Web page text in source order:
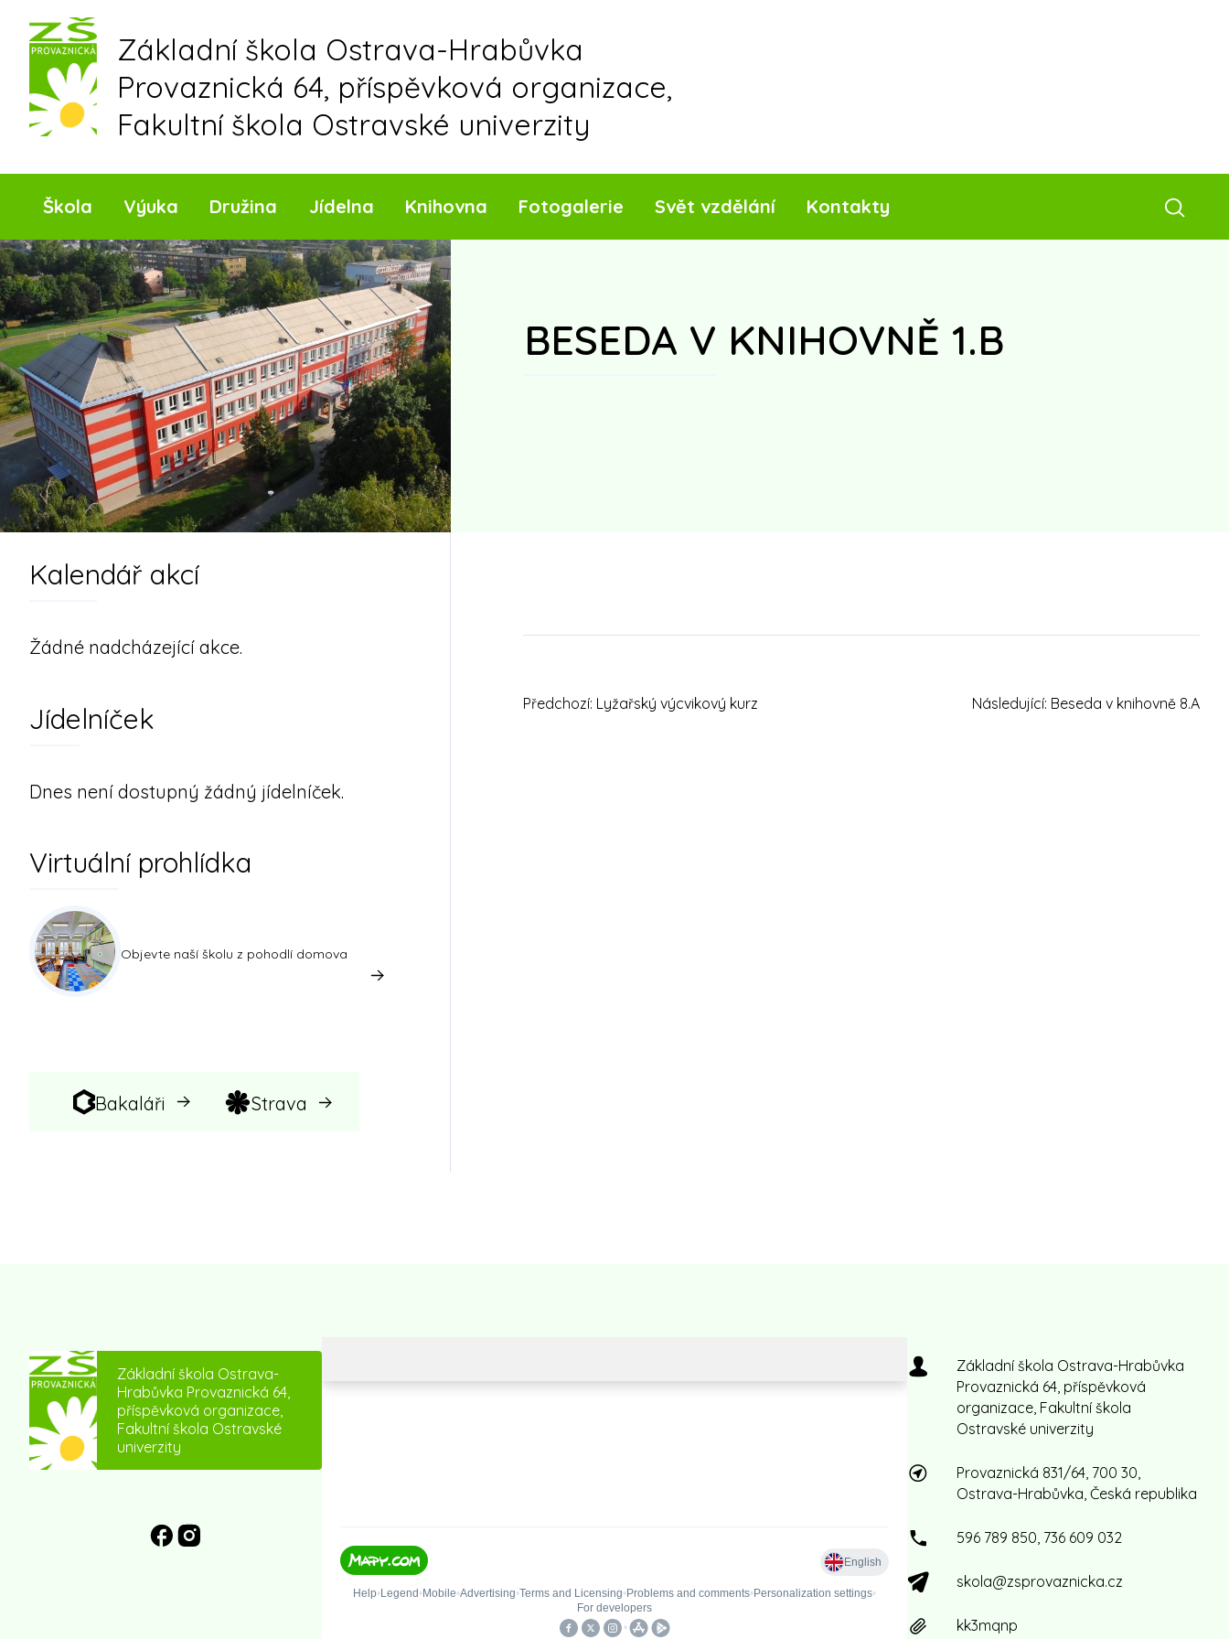
content
Základní škola Ostrava-Hrabůvka
Provaznická 64, příspěvková organizace,
Fakultní škola Ostravské univerzity
Škola Výuka Družina Jídelna Knihovna Fotogalerie Svět vzdělání Kontakty
BESEDA V KNIHOVNĚ 1.B
Navigace
Předchozí: Lyžařský výcvikový kurz Následující: Beseda v knihovně 8.A
Kalendář akcí
Žádné nadcházející akce.
Jídelníček
Dnes není dostupný žádný jídelníček.
Virtuální prohlídka
Objevte naší školu z pohodlí domova
Bakaláři Strava
Základní škola Ostrava-
Hrabůvka Provaznická 64,
příspěvková organizace,
Fakultní škola Ostravské
univerzity
Základní škola Ostrava-Hrabůvka
Provaznická 64, příspěvková
organizace, Fakultní škola
Ostravské univerzity
Provaznická 831/64, 700 30,
Ostrava-Hrabůvka, Česká republika
596 789 850, 736 609 032
skola@zsprovaznicka.cz
kk3mqnp